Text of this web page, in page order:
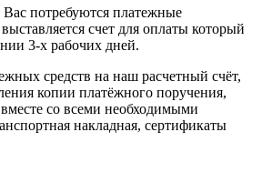
Вас потребуются платежные
счет для оплаты который
3-х рабочих дней.
средств на наш расчетный счёт,
копии платёжного поручения,
вместе со всеми необходимыми
накладная, сертификаты